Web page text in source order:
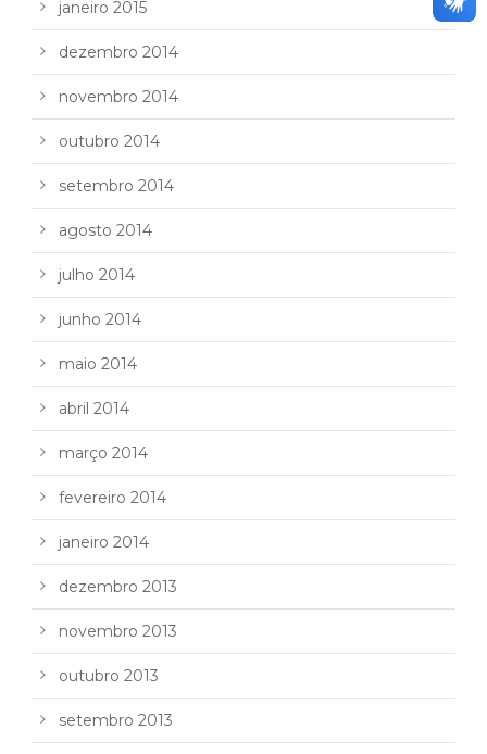
janeiro 2015
dezembro 2014
novembro 2014
outubro 2014
setembro 2014
agosto 2014
julho 2014
junho 2014
maio 2014
abril 2014
março 2014
fevereiro 2014
janeiro 2014
dezembro 2013
novembro 2013
outubro 2013
setembro 2013